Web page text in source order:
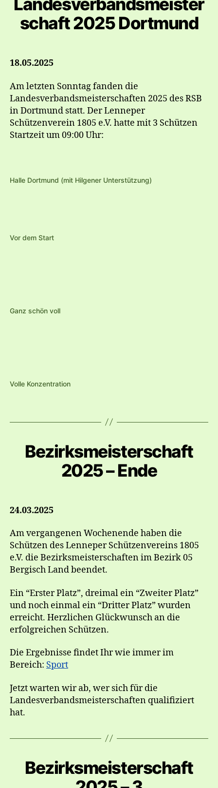
schaft 2025 Dortmund
18.05.2025
Am letzten Sonntag fanden die
Landesverbandsmeisterschaften 2025 des RSB
in Dortmund statt. Der Lenneper
Schützenverein 1805 e.V. hatte mit 3 Schützen
Startzeit um 09:00 Uhr:
Halle Dortmund (mit Hilgener Unterstützung)
Vor dem Start
Ganz schön voll
Volle Konzentration
Bezirksmeisterschaft
2025 – Ende
24.03.2025
Am vergangenen Wochenende haben die
Schützen des Lenneper Schützenvereins 1805
e.V. die Bezirksmeisterschaften im Bezirk 05
Bergisch Land beendet.
Ein “Erster Platz”, dreimal ein “Zweiter Platz”
und noch einmal ein “Dritter Platz” wurden
erreicht. Herzlichen Glückwunsch an die
erfolgreichen Schützen.
Die Ergebnisse findet Ihr wie immer im
Bereich: Sport
Jetzt warten wir ab, wer sich für die
Landesverbandsmeisterschaften qualifiziert
hat.
Bezirksmeisterschaft